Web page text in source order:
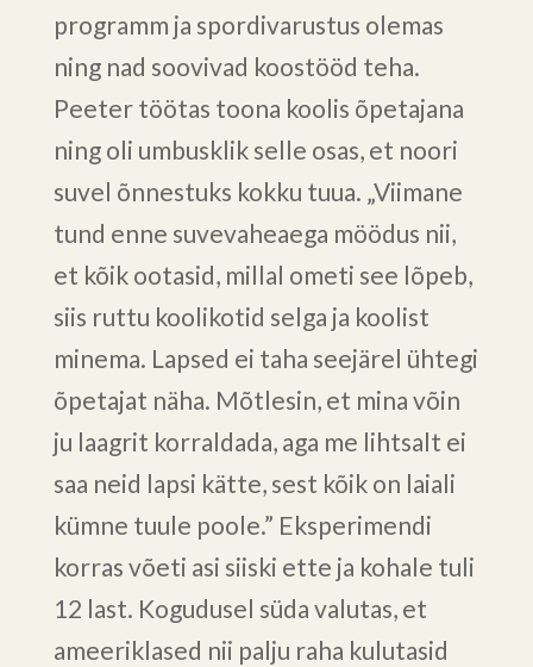
programm ja spordivarustus olemas
ning nad soovivad koostööd teha.
Peeter töötas toona koolis õpetajana
ning oli umbusklik selle osas, et noori
suvel õnnestuks kokku tuua. „Viimane
tund enne suvevaheaega möödus nii,
et kõik ootasid, millal ometi see lõpeb,
siis ruttu koolikotid selga ja koolist
minema. Lapsed ei taha seejärel ühtegi
õpetajat näha. Mõtlesin, et mina võin
ju laagrit korraldada, aga me lihtsalt ei
saa neid lapsi kätte, sest kõik on laiali
kümne tuule poole.” Eksperimendi
korras võeti asi siiski ette ja kohale tuli
12 last. Kogudusel süda valutas, et
ameeriklased nii palju raha kulutasid